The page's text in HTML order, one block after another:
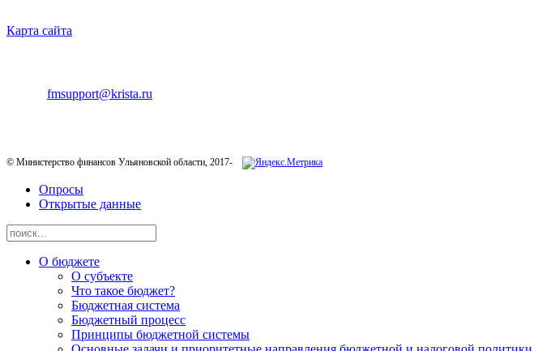
Карта сайта
fmsupport@krista.ru
© Министерство финансов Ульяновской области, 2017-
Опросы
Открытые данные
О бюджете
О субъекте
Что такое бюджет?
Бюджетная система
Бюджетный процесс
Принципы бюджетной системы